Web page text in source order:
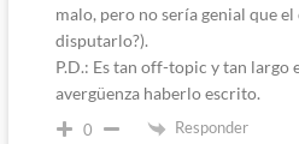
malo, pero no sería genial que
disputarlo?).
P.D.: Es tan off-topic y tan largo
avergüenza haberlo escrito.
0 Responder